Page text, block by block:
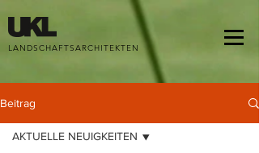
google-site-verification: google68d1ed1dfb7aff18.html
LANDSCHAFTSARCHITEKTEN
Beitrag
AKTUELLE NEUIGKEITEN